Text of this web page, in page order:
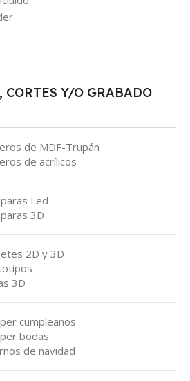
CORTES Y/O GRABADO
de MDF-Trupán
de acrílicos
Led
3D
2D y 3D
3D
cumpleaños
bodas
de navidad